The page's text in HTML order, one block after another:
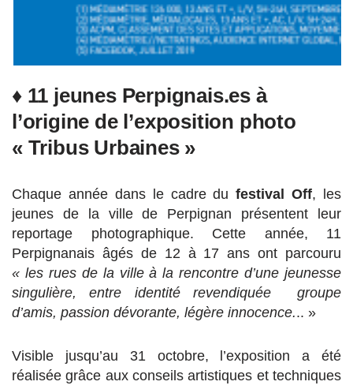
♦ 11 jeunes Perpignais.es à
l’origine de l’exposition photo
« Tribus Urbaines »
Chaque année dans le cadre dufestival Off, les
jeunes de la ville de Perpignan présentent leur
reportage photographique. Cette année, 11
Perpignanais âgés de 12 à 17 ans ont parcouru
« les rues de la ville à la rencontre d’une jeunesse
singulière, entre identité revendiquée groupe
d’amis, passion dévorante, légère innocence... »
Visible jusqu’au 31 octobre, l’exposition a été
réalisée grâce aux conseils artistiques et techniques